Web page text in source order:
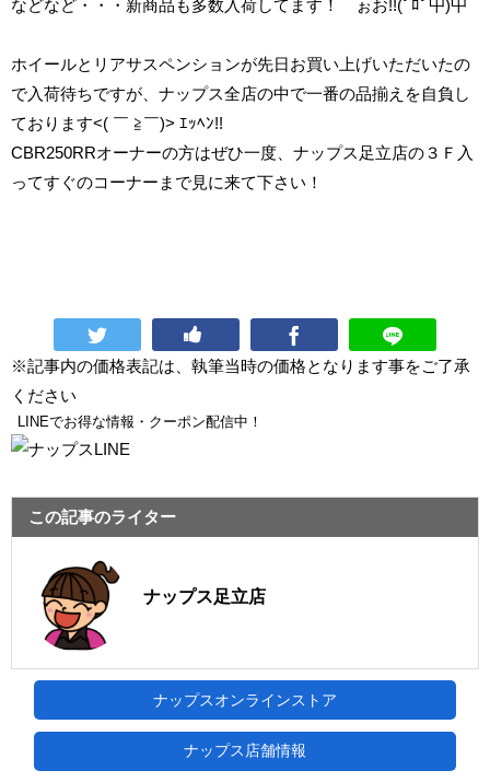
などなど・・・新商品も多数入荷してます！ ぉお!!(ﾟﾛﾟ屮)屮
ホイールとリアサスペンションが先日お買い上げいただいたの
で入荷待ちですが、ナップス全店の中で一番の品揃えを自負し
ております<( ￣ ≧￣)> ｴｯﾍﾝ!!
CBR250RRオーナーの方はぜひ一度、ナップス足立店の３Ｆ入
ってすぐのコーナーまで見に来て下さい！
※記事内の価格表記は、執筆当時の価格となります事をご了承
ください
LINEでお得な情報・クーポン配信中！
この記事のライター
ナップス足立店
ナップスオンラインストア
ナップス店舗情報